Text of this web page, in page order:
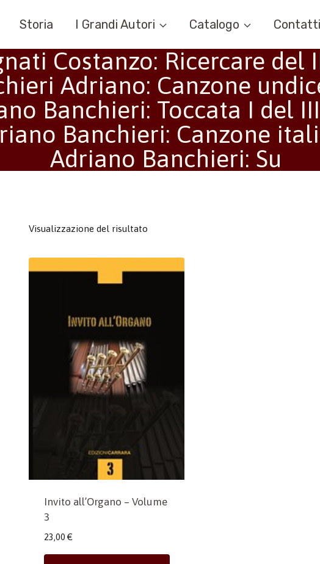
Storia I Grandi Autori Catalogo Contatti
Costanzo: Ricercare del
Adriano: Canzone
Banchieri: Toccata I del
Banchieri: Canzone
Adriano Banchieri: Su
Visualizzazione del risultato
Invito all’Organo – Volume
3
23,00 €